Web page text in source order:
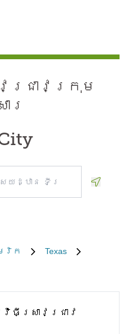
ជ្រាវ​ក្រុម
រ
រិក
Texas
ស្រាវជ្រាវ​